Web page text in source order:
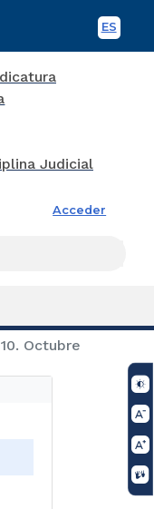
ES
Acceder
10. Octubre